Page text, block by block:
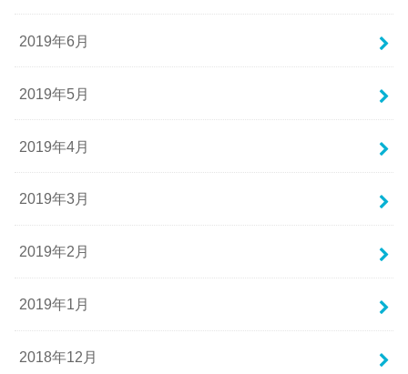
2019年6月
2019年5月
2019年4月
2019年3月
2019年2月
2019年1月
2018年12月